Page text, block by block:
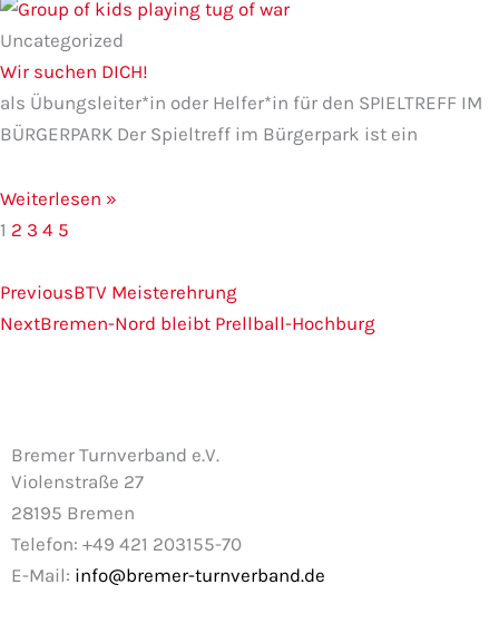
Uncategorized
Wir suchen DICH!
als Übungsleiter*in oder Helfer*in für den SPIELTREFF IM
BÜRGERPARK Der Spieltreff im Bürgerpark ist ein
Weiterlesen »
1 2 3 4 5
Zurück
PreviousBTV Meisterehrung
NextBremen-Nord bleibt Prellball-Hochburg
Bremer Turnverband e.V.
Violenstraße 27
28195 Bremen
Telefon: +49 421 203155-70
E-Mail: info@bremer-turnverband.de